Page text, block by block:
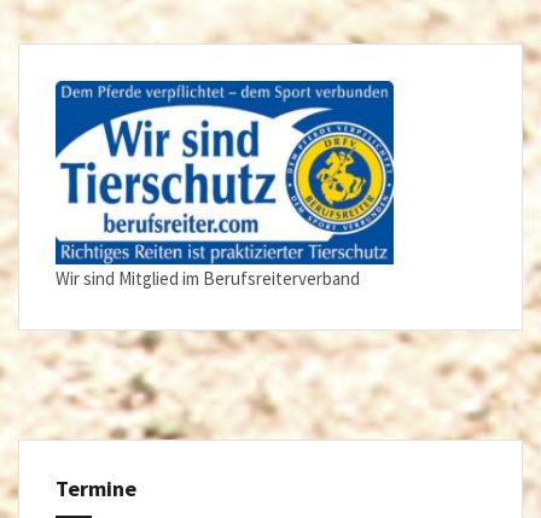
Wir sind Mitglied im Berufsreiterverband
Termine